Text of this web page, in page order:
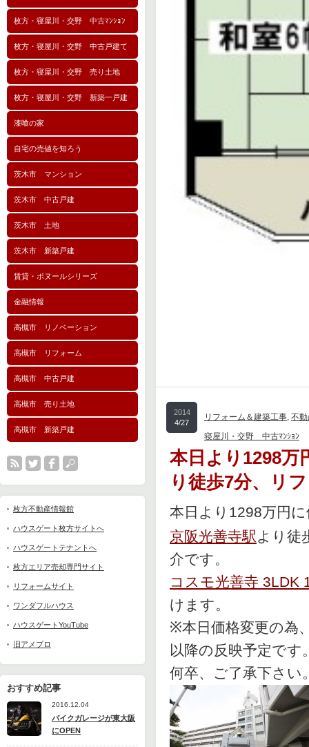
枚方・寝屋川・交野 中古ﾏﾝｼｮﾝ
枚方・寝屋川・交野 中古戸建て
枚方・寝屋川・交野 売り土地
枚方・寝屋川・交野 新築一戸建
漆喰の家
自宅の売値を知ろう
茨木市 マンション
茨木市 中古戸建
茨木市 土地
茨木市 新築戸建
賃貸・ボヌールシリーズ
金融情報
高槻市 リノベーション
高槻市 リフォーム
高槻市 中古戸建
高槻市 売り土地
高槻市 新築戸建
枚方不動産情報館
ハウスゲート枚方サイトへ
ハウスゲートテナントへ
枚方エリア売却専門サイト
リフォームサイト
ワンダフルハウス
ハウスゲートYouTube
旧アメブロ
おすすめ記事
2016.12.04
バイクガレージが東大阪
にOPEN
2014
4/27
リフォーム＆建築工事 不
寝屋川・交野 中古ﾏﾝｼｮﾝ
本日より1298万
り徒歩7分、リ
本日より1298万円
京阪光善寺駅 より徒
介です。
コスモ光善寺 3LDK
けます。
※本日価格変更の為
以降の反映予定です
何卒、ご了承下さい